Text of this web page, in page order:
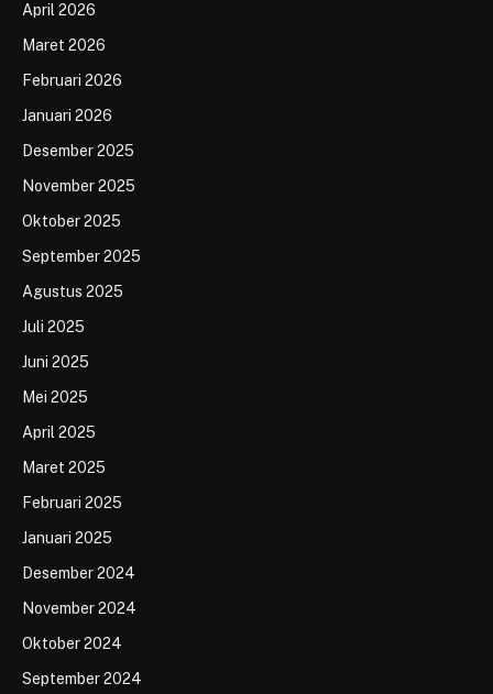
April 2026
Maret 2026
Februari 2026
Januari 2026
Desember 2025
November 2025
Oktober 2025
September 2025
Agustus 2025
Juli 2025
Juni 2025
Mei 2025
April 2025
Maret 2025
Februari 2025
Januari 2025
Desember 2024
November 2024
Oktober 2024
September 2024